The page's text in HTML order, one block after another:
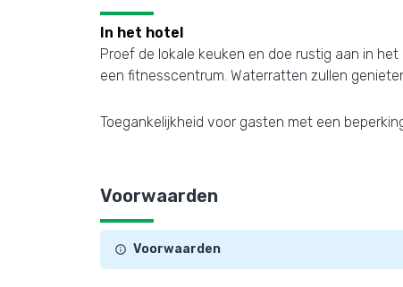
In het hotel
Proef de lokale keuken en doe rustig aan in
een fitnesscentrum. Waterratten zullen
Toegankelijkheid voor gasten met een
Voorwaarden
Voorwaarden